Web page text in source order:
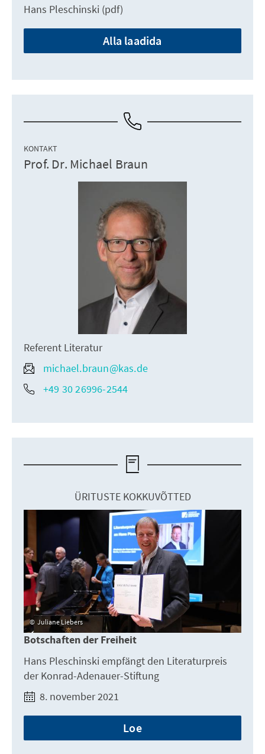
Hans Pleschinski (pdf)
Alla laadida
KONTAKT
Prof. Dr. Michael Braun
Referent Literatur
michael.braun@kas.de
+49 30 26996-2544
ÜRITUSTE KOKKUVÕTTED
Juliane Liebers
Botschaften der Freiheit
Hans Pleschinski empfängt den Literaturpreis
der Konrad-Adenauer-Stiftung
8. november 2021
Loe